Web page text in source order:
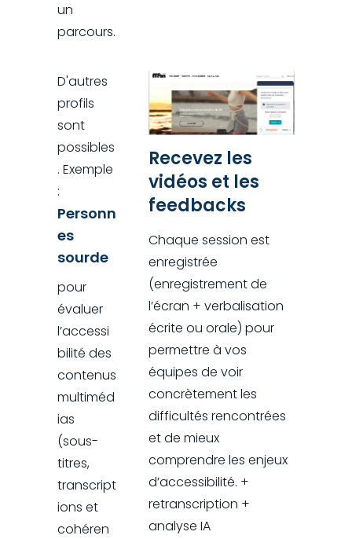
un
parcours.
D'autres
profils
sont
possibles
. Exemple
:
Personn
es
sourde
pour
évaluer
l’accessi
bilité des
contenus
multiméd
ias
(sous-
titres,
transcript
ions et
cohéren
Recevez les
vidéos et les
feedbacks
Chaque session est
enregistrée
(enregistrement de
l’écran + verbalisation
écrite ou orale) pour
permettre à vos
équipes de voir
concrètement les
difficultés rencontrées
et de mieux
comprendre les enjeux
d’accessibilité. +
retranscription +
analyse IA